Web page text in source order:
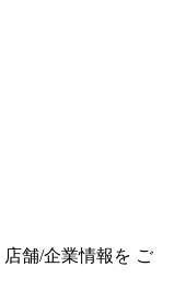
店舗/企業情報を ご